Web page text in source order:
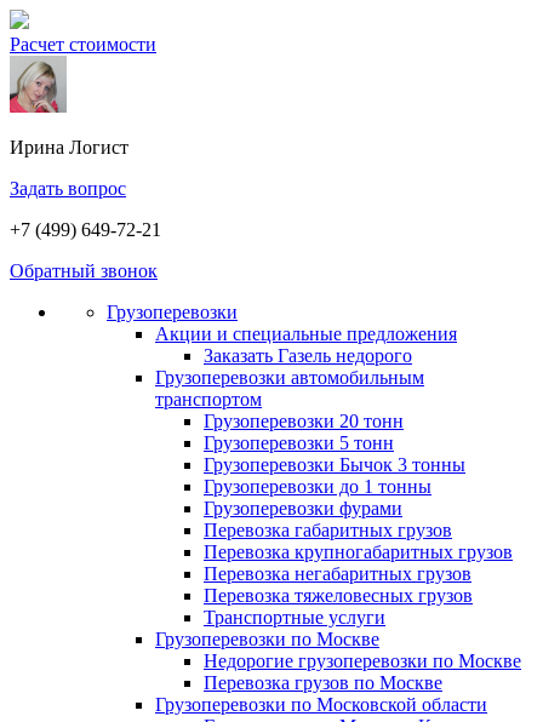
Расчет стоимости
Ирина Логист
Задать вопрос
+7 (499) 649-72-21
Обратный звонок
Грузоперевозки
Акции и специальные предложения
Заказать Газель недорого
Грузоперевозки автомобильным
транспортом
Грузоперевозки 20 тонн
Грузоперевозки 5 тонн
Грузоперевозки Бычок 3 тонны
Грузоперевозки до 1 тонны
Грузоперевозки фурами
Перевозка габаритных грузов
Перевозка крупногабаритных грузов
Перевозка негабаритных грузов
Перевозка тяжеловесных грузов
Транспортные услуги
Грузоперевозки по Москве
Недорогие грузоперевозки по Москве
Перевозка грузов по Москве
Грузоперевозки по Московской области